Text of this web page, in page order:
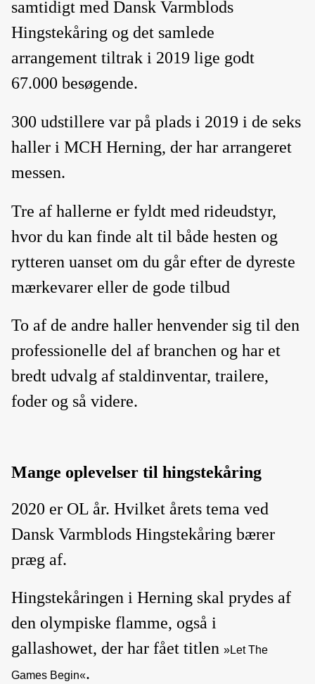
samtidigt med Dansk Varmblods
Hingstekåring og det samlede
arrangement tiltrak i 2019 lige godt
67.000 besøgende.
300 udstillere var på plads i 2019 i de seks
haller i MCH Herning, der har arrangeret
messen.
Tre af hallerne er fyldt med rideudstyr,
hvor du kan finde alt til både hesten og
rytteren uanset om du går efter de dyreste
mærkevarer eller de gode tilbud
To af de andre haller henvender sig til den
professionelle del af branchen og har et
bredt udvalg af staldinventar, trailere,
foder og så videre.
Mange oplevelser til hingstekåring
2020 er OL år. Hvilket årets tema ved
Dansk Varmblods Hingstekåring bærer
præg af.
Hingstekåringen i Herning skal prydes af
den olympiske flamme, også i
gallashowet, der har fået titlen »Let The
Games Begin«.